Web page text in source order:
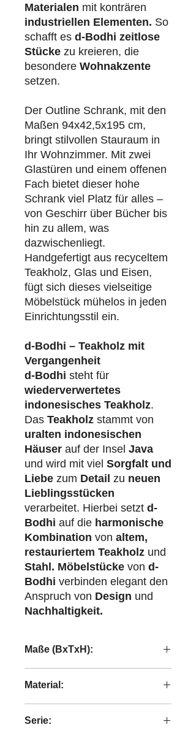
Materialen mit konträren
industriellen Elementen. So
schafft es d-Bodhi zeitlose
Stücke zu kreieren, die
besondere Wohnakzente
setzen.
Der Outline Schrank, mit den
Maßen 94x42,5x195 cm,
bringt stilvollen Stauraum in
Ihr Wohnzimmer. Mit zwei
Glastüren und einem offenen
Fach bietet dieser hohe
Schrank viel Platz für alles –
von Geschirr über Bücher bis
hin zu allem, was
dazwischenliegt.
Handgefertigt aus recyceltem
Teakholz, Glas und Eisen,
fügt sich dieses vielseitige
Möbelstück mühelos in jeden
Einrichtungsstil ein.
d-Bodhi – Teakholz mit
Vergangenheit
d-Bodhi steht für
wiederverwertetes
indonesisches Teakholz.
Das Teakholz stammt von
uralten indonesischen
Häuser auf der Insel Java
und wird mit viel Sorgfalt und
Liebe zum Detail zu neuen
Lieblingsstücken
verarbeitet. Hierbei setzt d-
Bodhi auf die harmonische
Kombination von altem,
restauriertem Teakholz und
Stahl. Möbelstücke von d-
Bodhi verbinden elegant den
Anspruch von Design und
Nachhaltigkeit.
Maße (BxTxH):
Material:
Serie: